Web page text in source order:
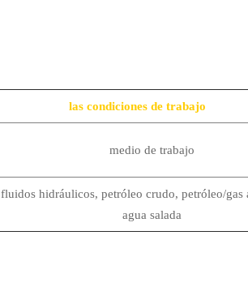
las condiciones de trabajo
medio de trabajo
fluidos hidráulicos, petróleo crudo, petróleo/gas
agua salada